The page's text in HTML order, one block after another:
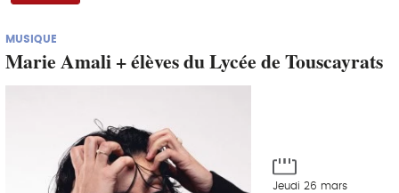
MUSIQUE
Marie Amali + élèves du Lycée de Touscayrats
Jeudi 26 mars